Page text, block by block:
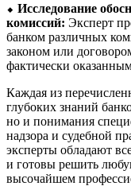
⬥ Исследование
комиссий: Эксперт
банком различных
законом или
фактически
Каждая из
глубоких знаний
но и понимания
надзора и судебной
эксперты обладают
и готовы решить
высочайшем